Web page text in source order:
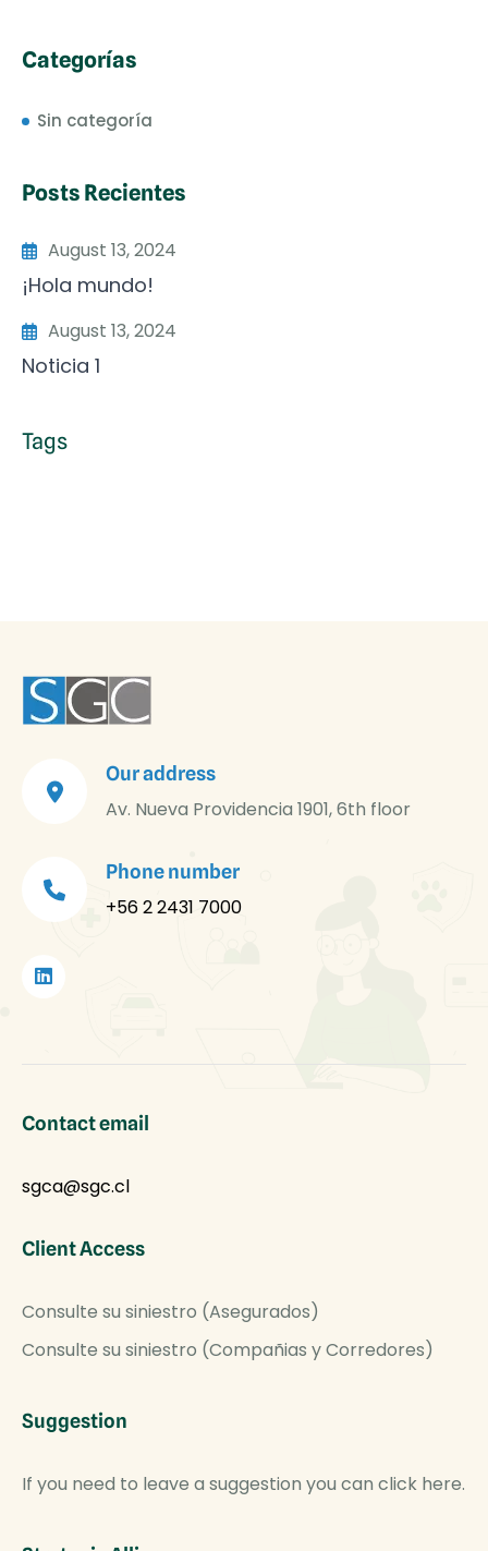
Categorías
Sin categoría
Posts Recientes
August 13, 2024
¡Hola mundo!
August 13, 2024
Noticia 1
Tags
Our address
Av. Nueva Providencia 1901, 6th floor
Phone number
+56 2 2431 7000
Contact email
sgca@sgc.cl
Client Access
Consulte su siniestro (Asegurados)
Consulte su siniestro (Compañias y Corredores)
Suggestion
If you need to leave a suggestion you can click here.